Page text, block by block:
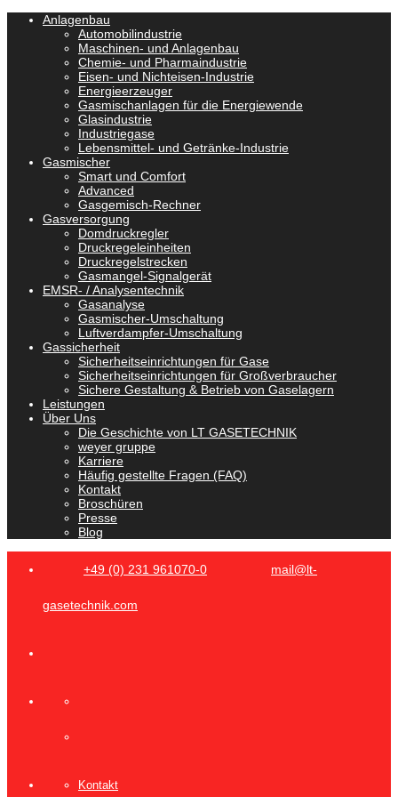
Anlagenbau
Automobilindustrie
Maschinen- und Anlagenbau
Chemie- und Pharmaindustrie
Eisen- und Nichteisen-Industrie
Energieerzeuger
Gasmischanlagen für die Energiewende
Glasindustrie
Industriegase
Lebensmittel- und Getränke-Industrie
Gasmischer
Smart und Comfort
Advanced
Gasgemisch-Rechner
Gasversorgung
Domdruckregler
Druckregeleinheiten
Druckregelstrecken
Gasmangel-Signalgerät
EMSR- / Analysentechnik
Gasanalyse
Gasmischer-Umschaltung
Luftverdampfer-Umschaltung
Gassicherheit
Sicherheitseinrichtungen für Gase
Sicherheitseinrichtungen für Großverbraucher
Sichere Gestaltung & Betrieb von Gaselagern
Leistungen
Über Uns
Die Geschichte von LT GASETECHNIK
weyer gruppe
Karriere
Häufig gestellte Fragen (FAQ)
Kontakt
Broschüren
Presse
Blog
+49 (0) 231 961070-0 mail@lt-
gasetechnik.com
Kontakt